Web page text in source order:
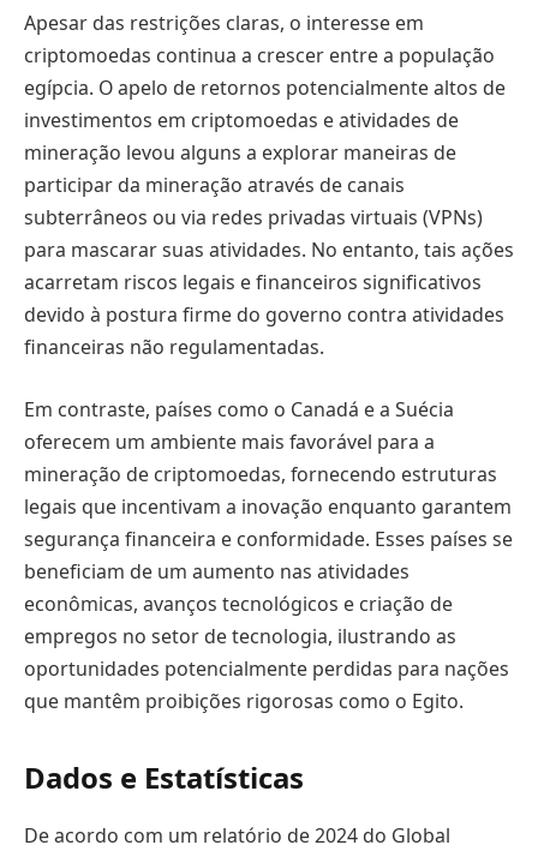
Apesar das restrições claras, o interesse em
criptomoedas continua a crescer entre a população
egípcia. O apelo de retornos potencialmente altos de
investimentos em criptomoedas e atividades de
mineração levou alguns a explorar maneiras de
participar da mineração através de canais
subterrâneos ou via redes privadas virtuais (VPNs)
para mascarar suas atividades. No entanto, tais ações
acarretam riscos legais e financeiros significativos
devido à postura firme do governo contra atividades
financeiras não regulamentadas.
Em contraste, países como o Canadá e a Suécia
oferecem um ambiente mais favorável para a
mineração de criptomoedas, fornecendo estruturas
legais que incentivam a inovação enquanto garantem
segurança financeira e conformidade. Esses países se
beneficiam de um aumento nas atividades
econômicas, avanços tecnológicos e criação de
empregos no setor de tecnologia, ilustrando as
oportunidades potencialmente perdidas para nações
que mantêm proibições rigorosas como o Egito.
Dados e Estatísticas
De acordo com um relatório de 2024 do Global